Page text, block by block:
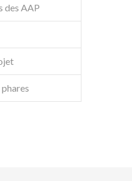
des AAP